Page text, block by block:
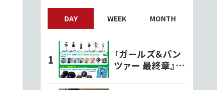
DAY WEEK MONTH
『ガールズ＆パン
ツァー 最終章』オ